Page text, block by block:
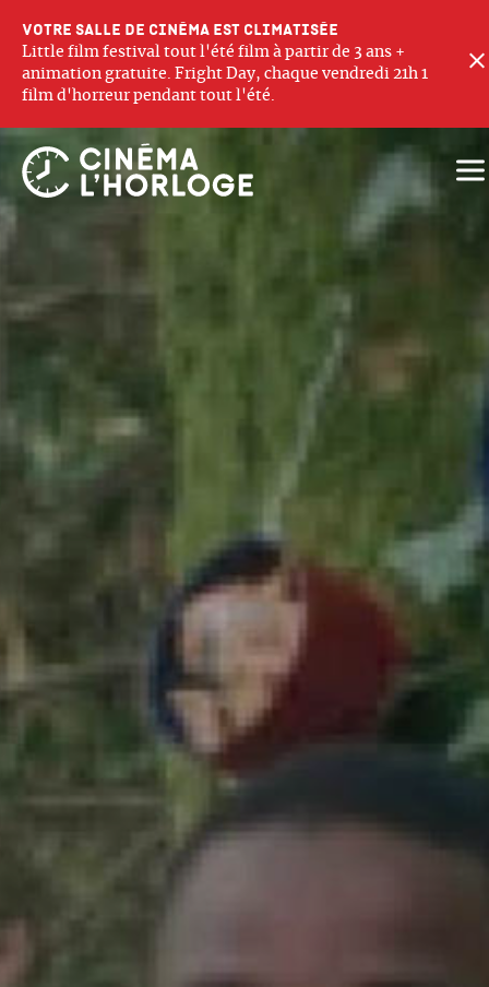
Votre salle de cinéma est climatisée
Little film festival tout l'été film à partir de 3 ans +
animation gratuite. Fright Day, chaque vendredi 21h 1
film d'horreur pendant tout l'été.